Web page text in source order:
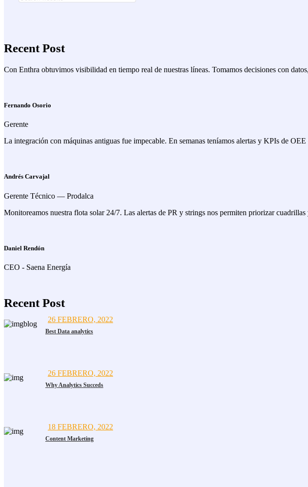
Recent Post
Con Enthra obtuvimos visibilidad en tiempo real de nuestras líneas. Tomamos decisiones con
Fernando Osorio
Gerente
La integración con máquinas antiguas fue impecable. En semanas teníamos alertas y KPIs de
Andrés Carvajal
Gerente Técnico — Prodalca
Monitoreamos nuestra flota solar 24/7. Las alertas de PR y strings nos permiten priorizar
Daniel Rendón
CEO - Saena Energía
Recent Post
26 FEBRERO, 2022
Best Data analytics
26 FEBRERO, 2022
Why Analytics Succeds
18 FEBRERO, 2022
Content Marketing